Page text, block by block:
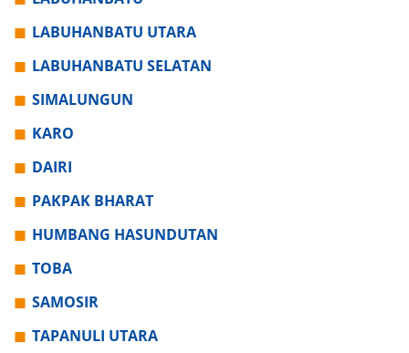
LABUHANBATU UTARA
LABUHANBATU SELATAN
SIMALUNGUN
KARO
DAIRI
PAKPAK BHARAT
HUMBANG HASUNDUTAN
TOBA
SAMOSIR
TAPANULI UTARA